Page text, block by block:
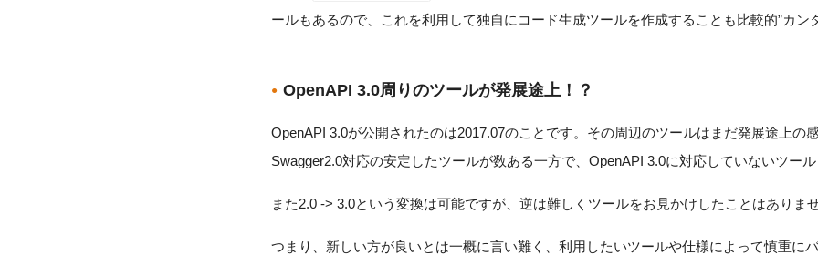
ールもあるので、これを利用して独自にコード生成ツールを作成することも比較的”カンタ
OpenAPI 3.0周りのツールが発展途上！？
OpenAPI 3.0が公開されたのは2017.07のことです。その周辺のツールはまだ発展途上の感
Swagger2.0対応の安定したツールが数ある一方で、OpenAPI 3.0に対応していないツール
また2.0 -> 3.0という変換は可能ですが、逆は難しくツールをお見かけしたことはありませ
つまり、新しい方が良いとは一概に言い難く、利用したいツールや仕様によって慎重に